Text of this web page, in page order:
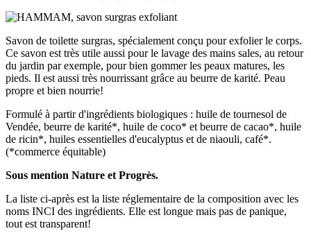
Savon de toilette surgras, spécialement conçu pour exfolier le corps.
Ce savon est très utile aussi pour le lavage des mains sales, au retour
du jardin par exemple, pour bien gommer les peaux matures, les
pieds. Il est aussi très nourrissant grâce au beurre de karité. Peau
propre et bien nourrie!
Formulé à partir d'ingrédients biologiques : huile de tournesol de
Vendée, beurre de karité*, huile de coco* et beurre de cacao*, huile
de ricin*, huiles essentielles d'eucalyptus et de niaouli, café*.
(*commerce équitable)
Sous mention Nature et Progrès.
La liste ci-après est la liste réglementaire de la composition avec les
noms INCI des ingrédients. Elle est longue mais pas de panique,
tout est transparent!